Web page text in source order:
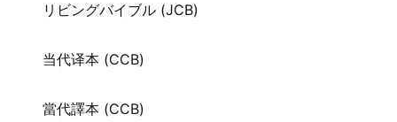
リビングバイブル (JCB)
当代译本 (CCB)
當代譯本 (CCB)